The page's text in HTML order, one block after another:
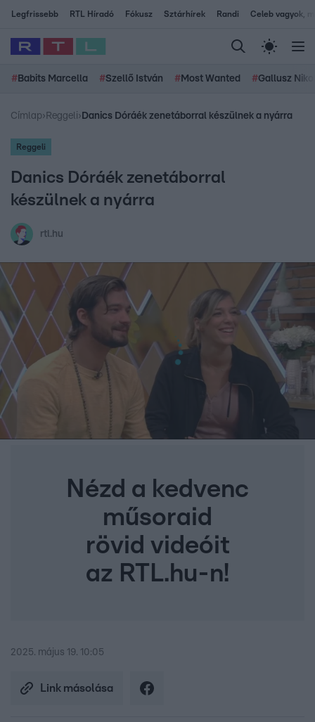
Legfrissebb RTL Híradó Fókusz Sztárhírek Randi Celeb vagyok,
# Babits Marcella #Szellő István # Most Wanted #Gallusz
Címlap› Reggeli› Danics Dóráék zenetáborral készülnek a nyárra
Reggeli
Danics Dóráék zenetáborral
készülnek a nyárra
rtl.hu
Nézd a kedvenc
műsoraid
rövid videóit
az RTL.hu-n!
2025. május 19. 10:05
Link másolása